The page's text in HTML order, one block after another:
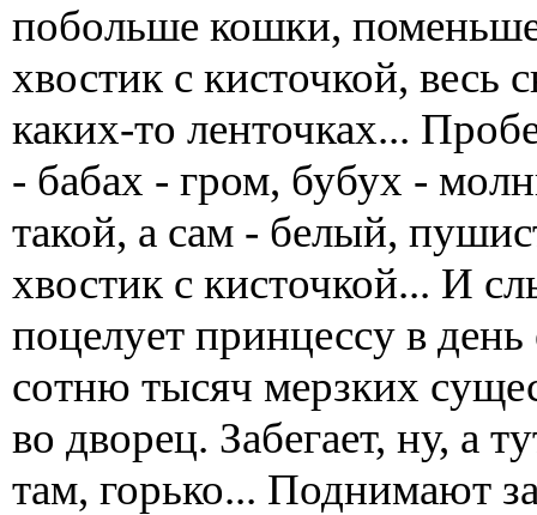
побольше кошки,
хвостик с кисточкой, весь
каких-то ленточках...
- бабах - гром, бубух -
такой, а сам - белый,
хвостик с кисточкой... И
поцелует принцессу в
сотню тысяч мерзких
во дворец. Забегает, ну, а
там, горько... Поднимают